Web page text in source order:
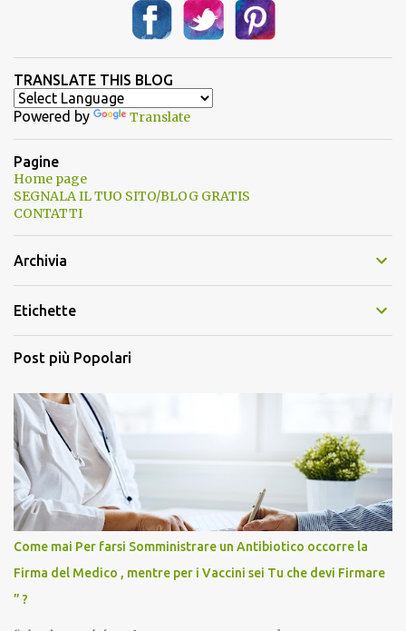
TRANSLATE THIS BLOG
Powered by Translate
Pagine
Home page
SEGNALA IL TUO SITO/BLOG GRATIS
CONTATTI
Archivia
Etichette
Post più Popolari
Come mai Per farsi Somministrare un Antibiotico occorre la
Firma del Medico , mentre per i Vaccini sei Tu che devi Firmare
” ?